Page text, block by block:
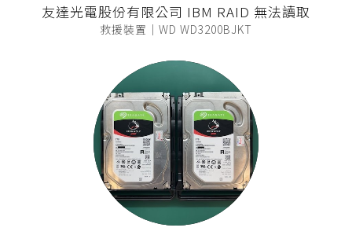
友達光電股份有限公司 IBM RAID 無法讀取
救援裝置｜WD WD3200BJKT